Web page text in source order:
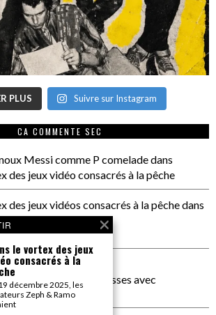
PLUS Suivre sur Instagram
CA COMMENTE SEC
Messi comme P comeladedans
des jeux vidéo consacrés à la pêche
des jeux vidéos consacrés à la pêchedans
Gnose
Vita et lutte des classes avec
le vortex des jeux
consacrés à la
décembre 2025, les
Zeph & Ramo